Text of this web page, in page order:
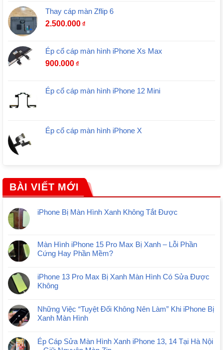
Thay cáp màn Zflip 6
2.500.000 ₫
Ép cổ cáp màn hình iPhone Xs Max
900.000 ₫
Ép cổ cáp màn hình iPhone 12 Mini
Ép cổ cáp màn hình iPhone X
BÀI VIẾT MỚI
iPhone Bị Màn Hình Xanh Không Tắt Được
Màn Hình iPhone 15 Pro Max Bị Xanh – Lỗi Phần
Cứng Hay Phần Mềm?
iPhone 13 Pro Max Bị Xanh Màn Hình Có Sửa Được
Không
Những Việc “Tuyệt Đối Không Nên Làm” Khi iPhone Bị
Xanh Màn Hình
Ép Cáp Sửa Màn Hình Xanh iPhone 13, 14 Tại Hà Nội